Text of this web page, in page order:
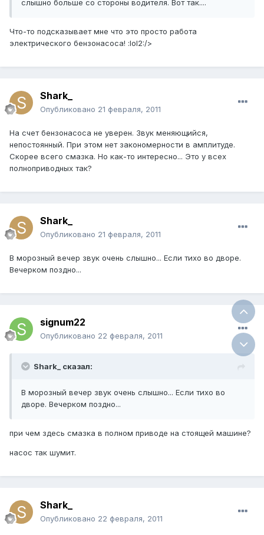
слышно больше со стороны водителя. Вот так....
Что-то подсказывает мне что это просто работа
электрического бензонасоса! :lol2:/>
Shark_
Опубликовано 21 февраля, 2011
На счет бензонасоса не уверен. Звук меняющийся,
непостоянный. При этом нет закономерности в амплитуде.
Скорее всего смазка. Но как-то интересно... Это у всех
полноприводных так?
Shark_
Опубликовано 21 февраля, 2011
В морозный вечер звук очень слышно... Если тихо во дворе.
Вечерком поздно...
signum22
Опубликовано 22 февраля, 2011
Shark_ сказал:
В морозный вечер звук очень слышно... Если тихо во
дворе. Вечерком поздно...
при чем здесь смазка в полном приводе на стоящей машине?
насос так шумит.
Shark_
Опубликовано 22 февраля, 2011